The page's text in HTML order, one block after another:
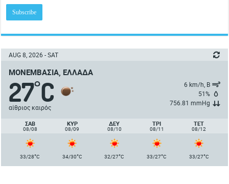
AUG 8, 2026 - SAT
ΜΟΝΕΜΒΑΣΙΆ, ΕΛΛΆΔΑ
27°C
αίθριος καιρός
6 km/h, Β
51%
756.81 mmHg
ΣΑΒ
08/08
ΚΥΡ
08/09
ΔΕΥ
08/10
ΤΡΙ
08/11
ΤΕΤ
08/12
33/28°C 34/30°C 32/27°C 33/27°C 33/27°C